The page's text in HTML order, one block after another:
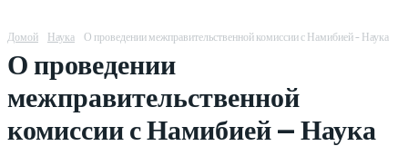
Домой Наука О проведении межправительственной комиссии с Намибией - Наука
О проведении
межправительственной
комиссии с Намибией — Наука